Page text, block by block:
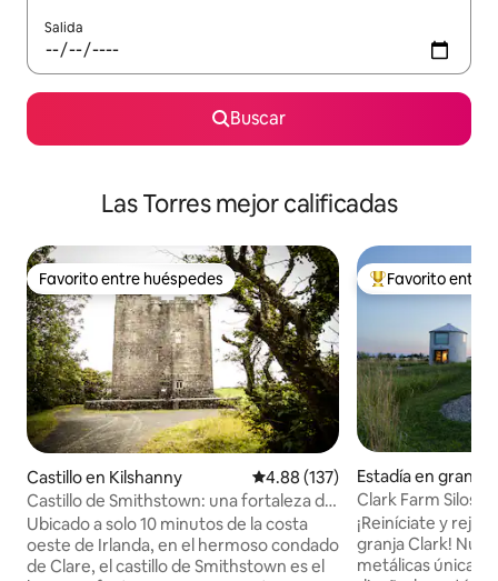
Salida
Buscar
Las Torres mejor calificadas
Favorito entre huéspedes
Favorito entre huéspedes
Castillo en Kilshanny Calificación promedio: 4.88 de
4.88 (137)
Castillo de Smithstown: una fortaleza del
siglo XV
Ubicado a solo 10 minutos de la costa
oeste de Irlanda, en el hermoso condado
de Clare, el castillo de Smithstown es el
Favorito entre
Favorito entre
Estadía en granja
Clark Farm Silos
vistas a la
¡Reiníciate y
granja Clark!
metálicas únicas